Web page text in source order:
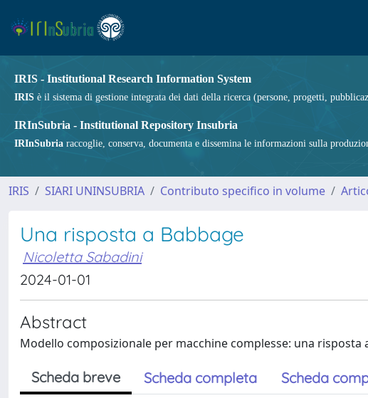
IRIS - Institutional Research Information System
IRIS è il sistema di gestione integrata dei dati della ricerca (persone, progetti,
IRInSubria - Institutional Repository Insubria
IRInSubria raccoglie, conserva, documenta e dissemina le informazioni sulla
IRIS SIARI UNINSUBRIA Contributo specifico in volume
Una risposta a Babbage
Nicoletta Sabadini
2024-01-01
Abstract
Modello composizionale per macchine complesse: una risposta
Scheda breve Scheda completa Scheda